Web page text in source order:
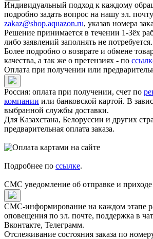
Индивидуальный подход к каждому
подробно задать вопрос на нашу эл. почту
zakaz@shop.aquazon.ru, указав номера
Решение принимается в течении 1-3ёх
либо заявлений заполнять не потребуется.
Более подробно о возврате и обмене
качества, а так же о претензиях - по
Оплата при получении или
Россия: оплата при получении, счет по
компании или банковской картой. В
выбранной службы доставки.
Для Казахстана, Белоруссии и других
предварительная оплата заказа.
Подробнее по ссылке.
СМС уведомление об отправке и
СМС-информирование на каждом этапе
оповещения по эл. почте, поддержка в
Вконтакте, Телеграмм.
Отслеживание состояния заказа по